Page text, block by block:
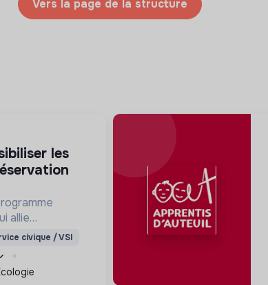
Vers la page de la structure
allie
et
meilleure
des océans.
civique / VSI